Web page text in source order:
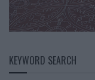
KEYWORD SEARCH